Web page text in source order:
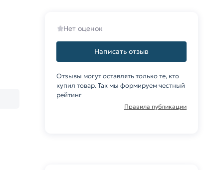
Нет оценок
Написать отзыв
Отзывы могут оставлять только те, кто
купил товар. Так мы формируем честный
рейтинг
Правила публикации